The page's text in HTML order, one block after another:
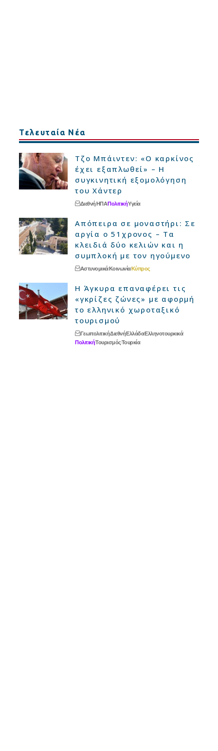
Τελευταία Νέα
Τζο Μπάιντεν: «Ο καρκίνος
έχει εξαπλωθεί» – Η
συγκινητική εξομολόγηση
του Χάντερ
ΔιεθνήΗΠΑΠολιτικήΥγεία
Απόπειρα σε μοναστήρι: Σε
αργία ο 51χρονος – Τα
κλειδιά δύο κελιών και η
συμπλοκή με τον ηγούμενο
ΑστυνομικάΚοινωνίαΚύπρος
Η Άγκυρα επαναφέρει τις
«γκρίζες ζώνες» με αφορμή
το ελληνικό χωροταξικό
τουρισμού
ΓεωπολιτικήΔιεθνήΕλλάδαΕλληνοτουρκικά
ΠολιτικήΤουρισμόςΤουρκία